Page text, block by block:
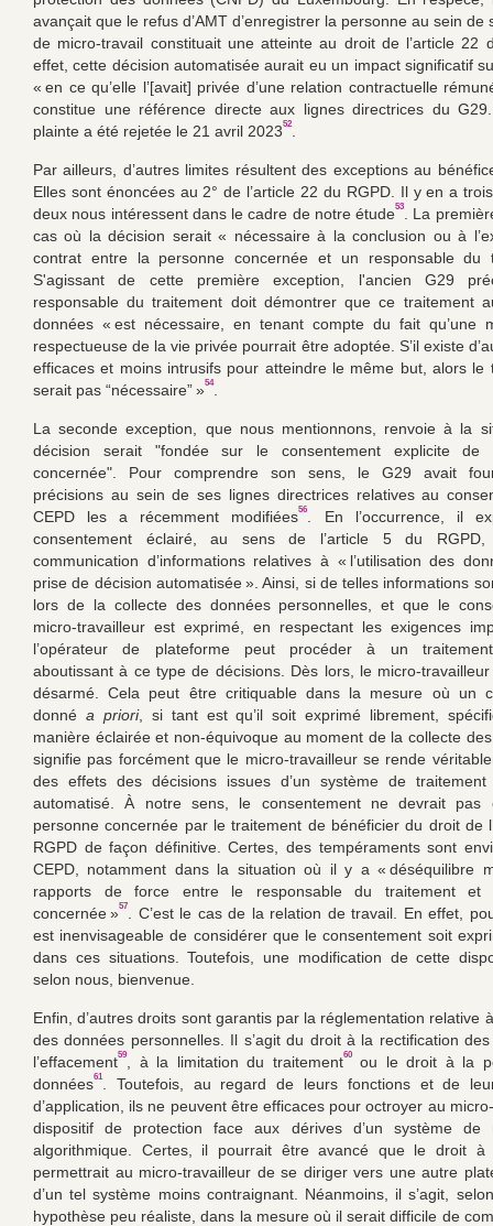
avançait que le refus d’AMT d’enregistrer la personne au sein de
de micro-travail constituait une atteinte au droit de l’article 22
effet, cette décision automatisée aurait eu un impact significatif
« en ce qu’elle l’[avait] privée d’une relation contractuelle
constitue une référence directe aux lignes directrices du
plainte a été rejetée le 21 avril 202352
Par ailleurs, d’autres limites résultent des exceptions au
Elles sont énoncées au 2° de l’article 22 du RGPD. Il y en a
deux nous intéressent dans le cadre de notre étude53
. La
cas où la décision serait « nécessaire à la conclusion ou à
contrat entre la personne concernée et un responsable du
S'agissant de cette première exception, l'ancien G29
responsable du traitement doit démontrer que ce traitement
données « est nécessaire, en tenant compte du fait qu’une
respectueuse de la vie privée pourrait être adoptée. S’il existe
efficaces et moins intrusifs pour atteindre le même but, alors le
serait pas “nécessaire” »54.
La seconde exception, que nous mentionnons, renvoie à la
décision serait "fondée sur le consentement explicite de
concernée". Pour comprendre son sens, le G29 avait
précisions au sein de ses lignes directrices relatives au
CEPD les a récemment modifiées56
. En l’occurrence, il
consentement éclairé, au sens de l’article 5 du
communication d’informations relatives à « l’utilisation des
prise de décision automatisée ». Ainsi, si de telles informations
lors de la collecte des données personnelles, et que le
micro-travailleur est exprimé, en respectant les exigences
l’opérateur de plateforme peut procéder à un
aboutissant à ce type de décisions. Dès lors, le micro-
désarmé. Cela peut être critiquable dans la mesure où un
donné a priori, si tant est qu’il soit exprimé librement,
manière éclairée et non-équivoque au moment de la collecte
signifie pas forcément que le micro-travailleur se rende
des effets des décisions issues d’un système de
automatisé. À notre sens, le consentement ne devrait pas
personne concernée par le traitement de bénéficier du droit de
RGPD de façon définitive. Certes, des tempéraments sont
CEPD, notamment dans la situation où il y a « déséquilibre
rapports de force entre le responsable du traitement et
concernée »57
. C’est le cas de la relation de travail. En effet,
est inenvisageable de considérer que le consentement soit
dans ces situations. Toutefois, une modification de cette
selon nous, bienvenue.
Enfin, d’autres droits sont garantis par la réglementation relative
des données personnelles. Il s’agit du droit à la rectification
l’effacement59 , à la limitation du traitement60ou le droit à la
données61. Toutefois, au regard de leurs fonctions et de
d’application, ils ne peuvent être efficaces pour octroyer au
dispositif de protection face aux dérives d’un système de
algorithmique. Certes, il pourrait être avancé que le droit à
permettrait au micro-travailleur de se diriger vers une autre
d’un tel système moins contraignant. Néanmoins, il s’agit,
hypothèse peu réaliste, dans la mesure où il serait difficile de